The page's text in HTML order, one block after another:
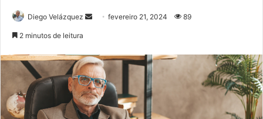
Diego Velázquez
Mande
mail
fevereiro 21, 2024 89
2 minutos de leitura